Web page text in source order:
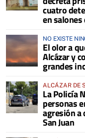
cuatro
en salones
NO EXISTE
COMARCA
El olor a
Alcázar y
grandes
ALCÁZAR DE
La Policía
personas
agresión a
San Juan